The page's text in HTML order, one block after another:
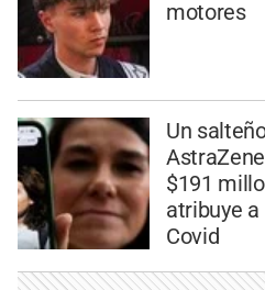
motores
Un
$191
atribuye
Covid